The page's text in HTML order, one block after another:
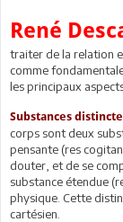
René
traiter de la relation
comme
les principaux
Substances
corps sont deux
pensante (res
douter, et de se
substance étendue
physique. Cette
cartésien.